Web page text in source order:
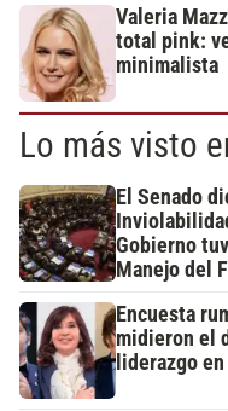
Valeria
total pink:
minimalista
Lo más visto
El Senado
Gobierno
Manejo del
Encuesta
midieron el
liderazgo